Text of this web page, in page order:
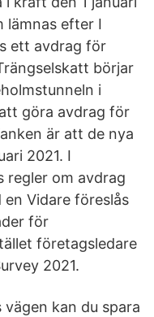
lämnas efter I
ett avdrag för
börjar
i
göra avdrag för
är att de nya
2021. I
regler om avdrag
Vidare föreslås
för
företagsledare
2021.
kan du spara